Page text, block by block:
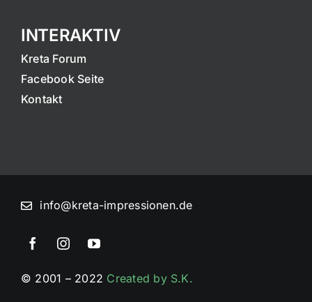
INTERAKTIV
Kreta Forum
Facebook Seite
Kontakt
info@kreta-impressionen.de
© 2001 – 2022 Created by S.K.